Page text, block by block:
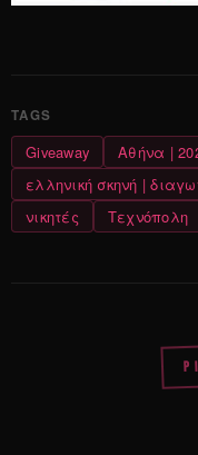
Giveaway Αθήνα |
ελληνική σκηνή |
νικητές
Τεχνόπολη